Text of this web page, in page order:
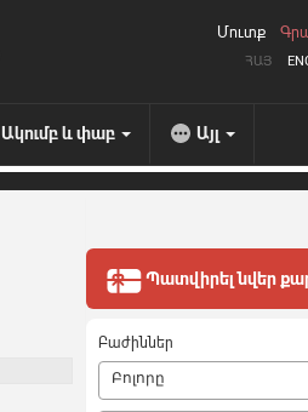
ՀԱՅ
Մուտք
Ակումբ և փաբ Այլ
Պատվիրել նվեր
Բաժիններ
Բոլորը